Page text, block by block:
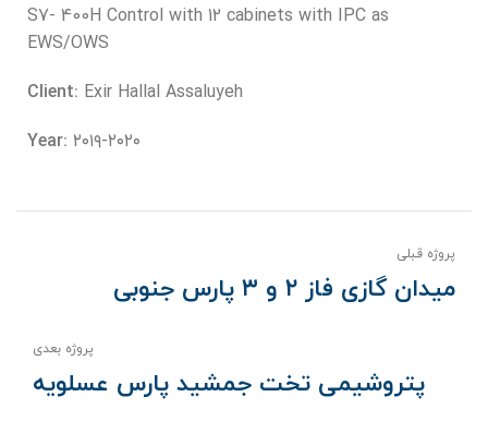
S7- 400H Control with 12 cabinets with IPC as
EWS/OWS
Exir Hallal Assaluyeh
۲۰۱۹-۲۰۲۰
پروژه قبلی
میدان گازی فاز ۲ و ۳ پارس جنوبی
پروژه بعدی
پتروشیمی تخت جمشید پارس عسلویه